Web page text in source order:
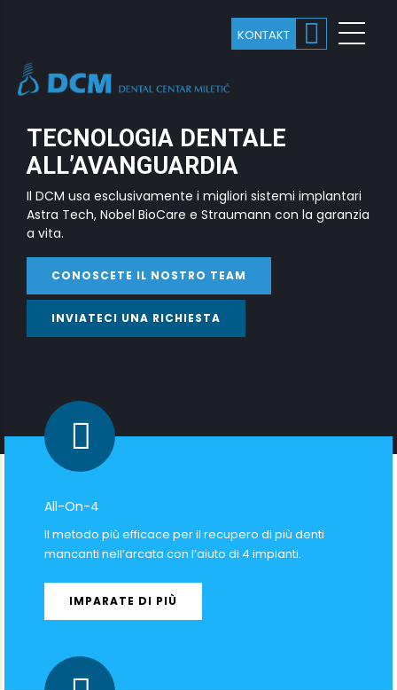
TECNOLOGIA DENTALE
ALL’AVANGUARDIA
Il DCM usa esclusivamente i migliori sistemi implantari
Astra Tech, Nobel BioCare e Straumann con la garanzia
a vita.
CONOSCETE IL NOSTRO TEAM
INVIATECI UNA RICHIESTA
All-On-4
Il metodo più efficace per il recupero di più denti
mancanti nell’arcata con l’aiuto di 4 impianti.
IMPARATE DI PIÙ